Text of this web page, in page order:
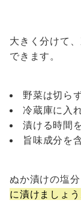
大きく分けて
できます。
野菜は切ら
冷蔵庫に入
漬ける時間
旨味成分を
ぬか漬けの塩
に漬けましょう